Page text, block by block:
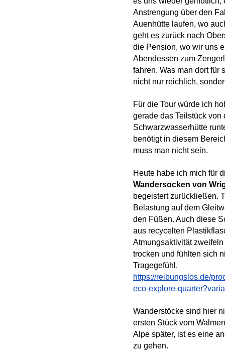
Anstrengung über den
Auenhütte laufen, wo
geht es zurück nach
die Pension, wo wir uns
Abendessen zum
fahren. Was man dort für
nicht nur reichlich,
Für die Tour würde ich
gerade das Teilstück von
Schwarzwasserhütte
benötigt in diesem
muss man nicht sein.
Heute habe ich mich für
Wandersocken von
begeistert zurückließen.
Belastung auf dem
den Füßen. Auch diese
aus recycelten
Atmungsaktivität
trocken und fühlten sich
Tragegefühl.
https://reibungslos.de/
eco-explore-
Wanderstöcke sind hier
ersten Stück vom
Alpe später, ist es eine
zu gehen.